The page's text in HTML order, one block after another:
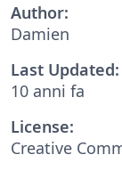
Author:
Damien
Last Updated:
10 anni fa
License:
Creative